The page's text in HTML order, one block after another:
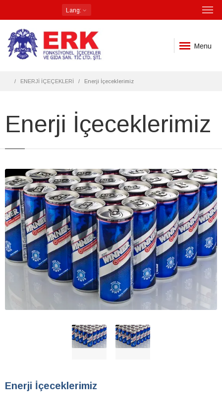
Lang:
Menu
ENERJİ İÇEÇEKLERİ Enerji İçeceklerimiz
Enerji İçeceklerimiz
Enerji İçeceklerimiz